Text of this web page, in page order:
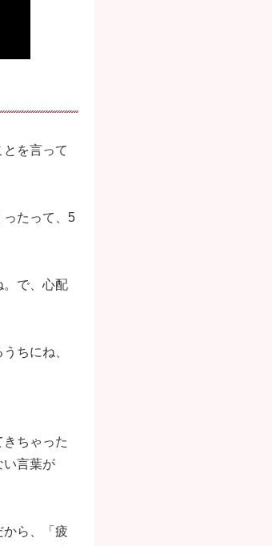
を言って
ったって、5
。で、心配
ちにね、
ちゃった
い言葉が
から、「疲